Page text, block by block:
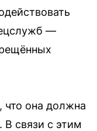
—
она должна
В связи с этим